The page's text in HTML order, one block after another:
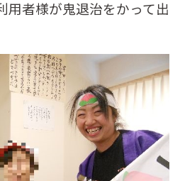
用者様が鬼退治をかって出